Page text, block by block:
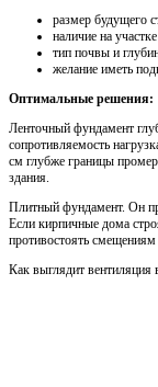
размер будущего
наличие на
тип почвы и
желание иметь
Оптимальные решения:
Ленточный фундамент
сопротивляемость
см глубже границы
здания.
Плитный фундамент. Он
Если кирпичные дома
противостоять смещениям
Как выглядит вентиляция